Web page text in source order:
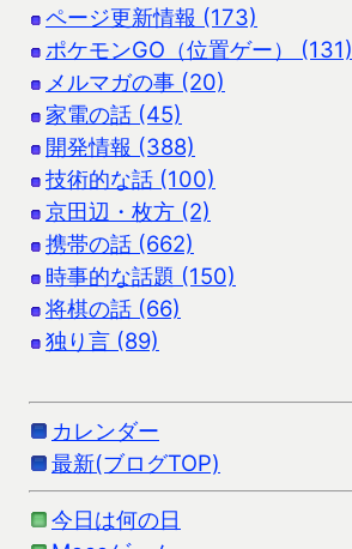
ページ更新情報 (173)
ポケモンGO（位置ゲー） (131)
メルマガの事 (20)
家電の話 (45)
開発情報 (388)
技術的な話 (100)
京田辺・枚方 (2)
携帯の話 (662)
時事的な話題 (150)
将棋の話 (66)
独り言 (89)
カレンダー
最新(ブログTOP)
今日は何の日